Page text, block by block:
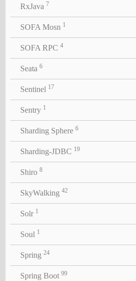
RxJava 7
SOFA Mosn 1
SOFA RPC 4
Seata 6
Sentinel 17
Sentry 1
Sharding Sphere 6
Sharding-JDBC 19
Shiro 8
SkyWalking 42
Solr 1
Soul 1
Spring 24
Spring Boot 99